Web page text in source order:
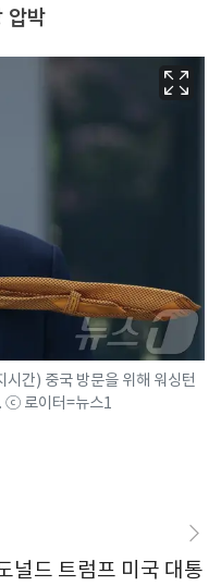
압박
간) 중국 방문을 위해 워싱턴
ⓒ 로이터=뉴스1
널드 트럼프 미국 대통